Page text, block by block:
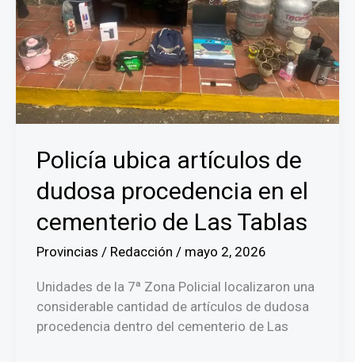
alerta
ciudadana
en
Colón
Policía ubica artículos de
dudosa procedencia en el
cementerio de Las Tablas
Provincias / Redacción / mayo 2, 2026
Unidades de la 7ª Zona Policial localizaron una
considerable cantidad de artículos de dudosa
procedencia dentro del cementerio de Las